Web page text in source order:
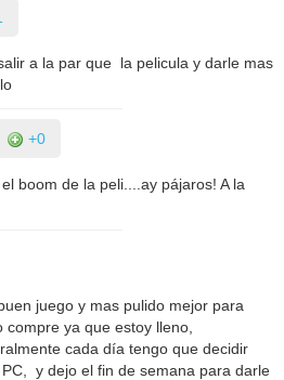
a la par que la pelicula y darle mas
+0
boom de la peli....ay pájaros! A la
juego y mas pulido mejor para
ya que estoy lleno,
cada día tengo que decidir
y dejo el fin de semana para darle